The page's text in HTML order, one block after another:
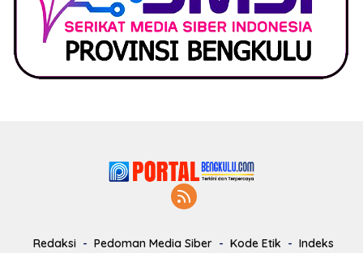
Redaksi Pedoman Media Siber Kode Etik Indeks